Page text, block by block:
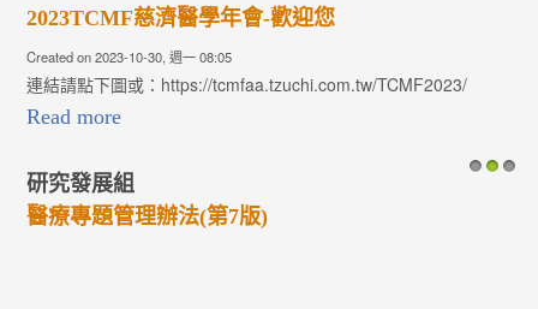
2023TCMF慈濟醫學年會-歡迎您
Created on 2023-10-30, 週一 08:05
連結請點下圖或：https://tcmfaa.tzuchi.com.tw/TCMF2023/
Read more
研究發展組
醫療專題管理辦法(第7版)